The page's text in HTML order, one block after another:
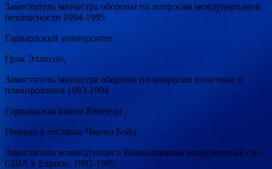
Заместитель министра обороны по вопросам международной
безопасности 1994-1995
Гарвардский университет
Грэм Эллисон,
Заместитель министра обороны по вопросам политики и
планирования 1993-1994
Гарвардская школа Кеннеди ,
Генерал в отставке Чарльз Бойд
Заместитель командующего Командования вооруженных сил
США в Европе, 1992-1995